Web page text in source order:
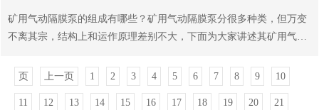
度)，管路系统特性不变，而供水能力和扬程特性随之改变。在所需流
量小于额定流量的情况下，变频调速时的扬程阀门节流小，所以变频
速的节能很，卧式多级排污泵的工作效率。另外，采用变频调速后，
不仅有利于降低排污...
矿用气动隔膜泵的组成有哪些？矿用气动隔膜泵分很多种类，但万变
不离其宗，结构上和运作原理差别不大，下面为大家讲述其矿用气动
有上下盖，适用于同时输送两种介质。出口位于中间。该产品采用低
脉冲生产，设计有三段，便于安装灵活方便。2.四螺栓连接：四螺栓
连接使密封出色。凭借佳的自吸能力，QBK气动隔膜泵的空气消耗降
页 上一页 1 2 3 4 5 6 7 8 9 10
11 12 13 14 15 16 17 18 19 20 21